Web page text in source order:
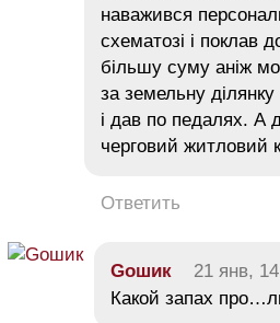
наважився
схематозі і поклав
більшу суму аніж
за земельну
і дав по педалях. А
черговий житловий
Ответить
Goшик 21 янв,
Какой запах